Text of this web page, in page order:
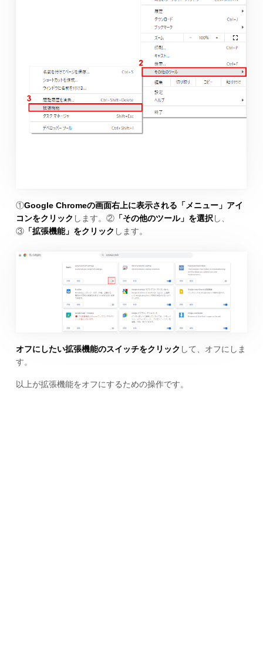
①Google Chromeの画面右上に表示される「メニュー」アイ
コンをクリック します。②「その他のツール」を選択し、
③「拡張機能」をクリック します。
オフにしたい拡張機能のスイッチをクリック して、オフにしま
す。
以上が拡張機能をオフにするための操作です。